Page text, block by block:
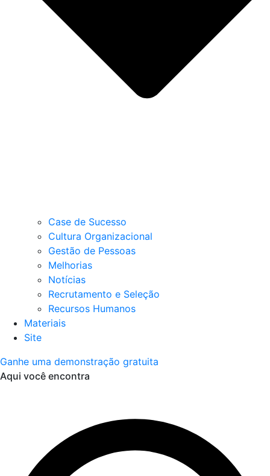
Case de Sucesso
Cultura Organizacional
Gestão de Pessoas
Melhorias
Notícias
Recrutamento e Seleção
Recursos Humanos
Materiais
Site
Ganhe uma demonstração gratuita
Aqui você encontra